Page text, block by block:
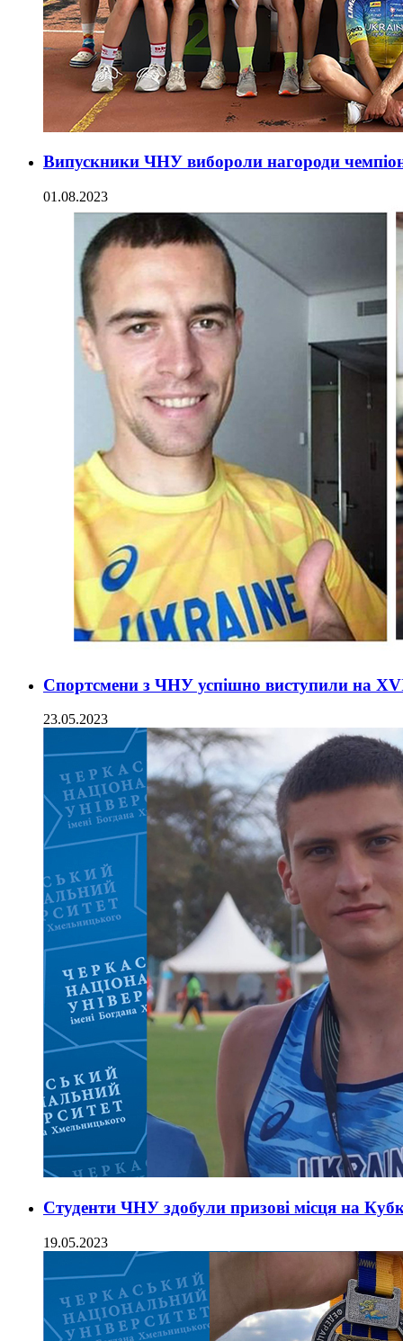
Випускники ЧНУ вибороли нагороди
01.08.2023
Спортсмени з ЧНУ успішно виступили на
23.05.2023
Студенти ЧНУ здобули призові місця на
19.05.2023